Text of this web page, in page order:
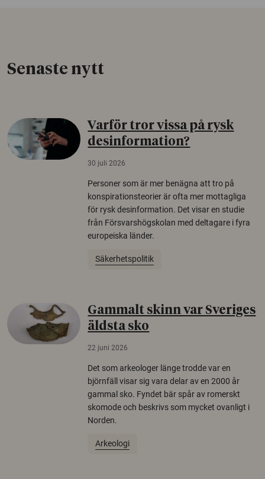
Senaste nytt
Varför tror vissa på rysk
desinformation?
30 juli 2026
Personer som är mer benägna att tro på
konspirationsteorier är ofta mer mottagliga
för rysk desinformation. Det visar en studie
från Försvarshögskolan med deltagare i fyra
europeiska länder.
Säkerhetspolitik
Gammalt skinn var Sveriges
äldsta sko
22 juni 2026
Det som arkeologer länge trodde var en
björnfäll visar sig vara delar av en 2000 år
gammal sko. Fyndet bär spår av romerskt
skomode och beskrivs som mycket ovanligt i
Norden.
Arkeologi